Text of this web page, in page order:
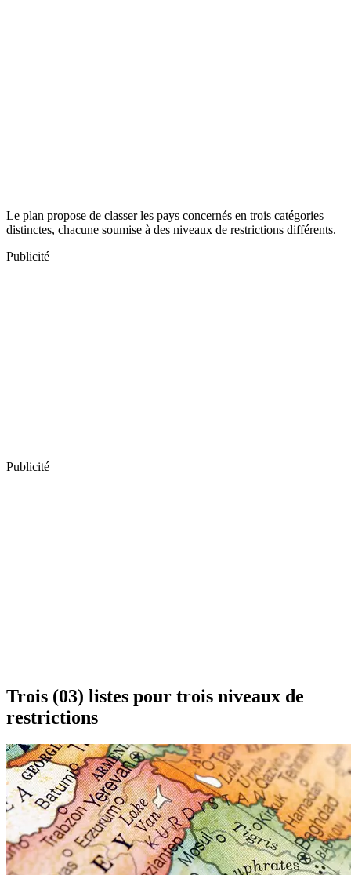
Le plan propose de classer les pays concernés en trois catégories
distinctes, chacune soumise à des niveaux de restrictions différents.
Publicité
Publicité
Trois (03) listes pour trois niveaux de
restrictions